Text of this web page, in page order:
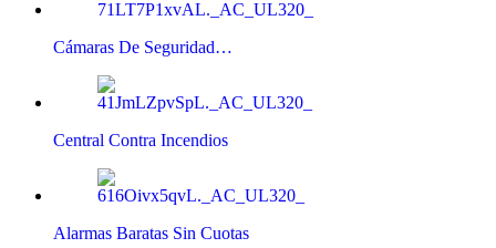
Cámaras De Seguridad…
Central Contra Incendios
Alarmas Baratas Sin Cuotas